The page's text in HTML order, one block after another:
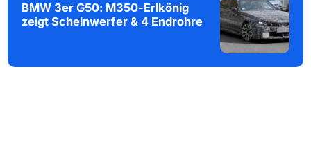
BMW 3er G50: M350-Erlkönig
zeigt Scheinwerfer & 4 Endrohre